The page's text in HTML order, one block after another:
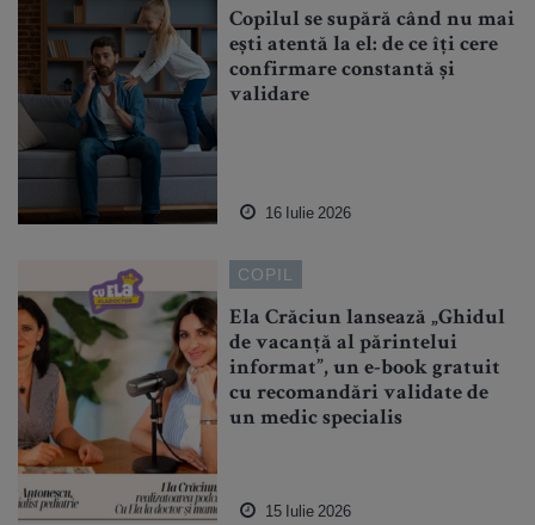
Copilul se supără când nu mai
ești atentă la el: de ce îți cere
confirmare constantă și
validare
16 Iulie 2026
COPIL
Ela Crăciun lansează „Ghidul
de vacanță al părintelui
informat”, un e-book gratuit
cu recomandări validate de
un medic specialis
15 Iulie 2026